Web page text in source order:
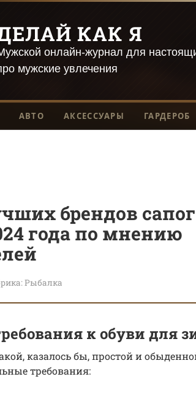
КАК Я
онлайн-журнал для
мужские увлечения
АВТО АКСЕССУАРЫ ГАРДЕРОБ
брендов
года по мнению
Рыбалка
к обуви для
казалось бы, простой и
требования: